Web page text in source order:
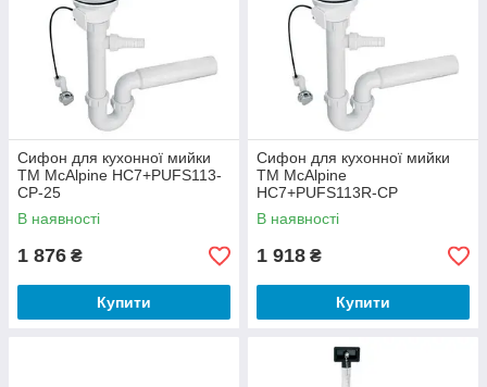
Сифон для кухонної мийки
ТМ McAlpine HC7+PUFS113-
CP-25
В наявності
1 876 ₴
Купити
Сифон для кухонної мийки
ТМ McAlpine
HC7+PUFS113R-CP
В наявності
1 918 ₴
Купити